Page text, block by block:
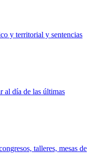
y territorial y sentencias
al día de las últimas
talleres, mesas de